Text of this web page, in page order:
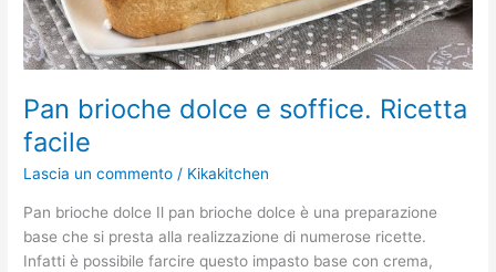
Pan brioche dolce e soffice. Ricetta
facile
Lascia un commento / Kikakitchen
Pan brioche dolce Il pan brioche dolce è una preparazione
base che si presta alla realizzazione di numerose ricette.
Infatti è possibile farcire questo impasto base con crema,